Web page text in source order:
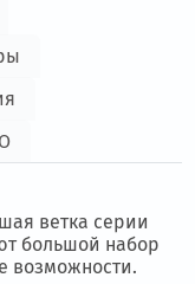
ветка серии
большой набор
возможности.